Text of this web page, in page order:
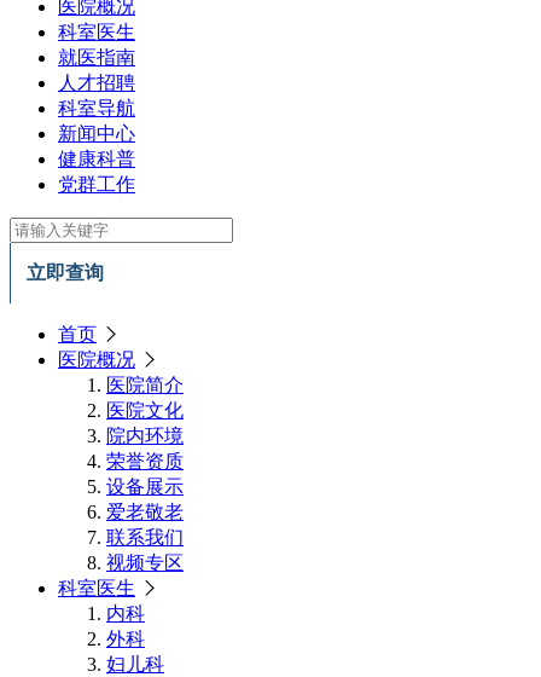
医院概况
科室医生
就医指南
人才招聘
科室导航
新闻中心
健康科普
党群工作
立即查询
首页
医院概况
医院简介
医院文化
院内环境
荣誉资质
设备展示
爱老敬老
联系我们
视频专区
科室医生
内科
外科
妇儿科